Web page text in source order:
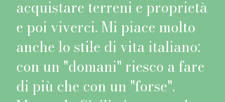
acquistare terreni e proprietà
e poi viverci. Mi piace molto
anche lo stile di vita italiano:
con un "domani" riesco a fare
di più che con un "forse".